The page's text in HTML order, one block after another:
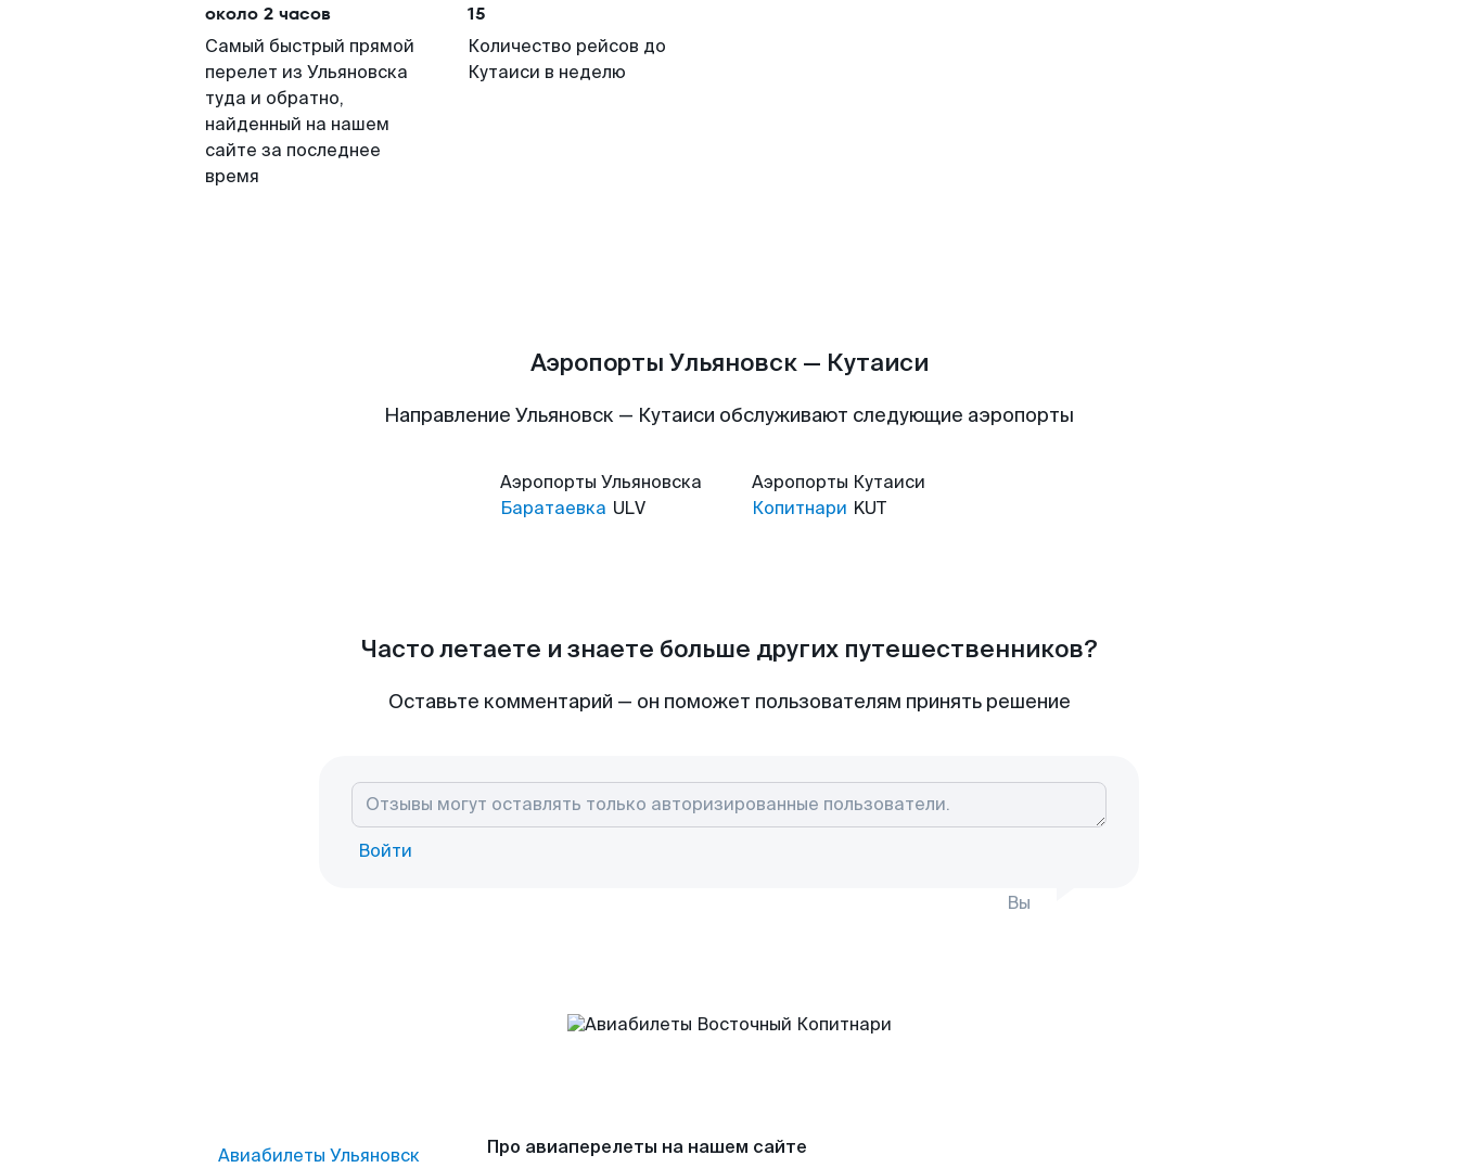
около 2 часов
Самый быстрый прямой
перелет из Ульяновска
туда и обратно,
найденный на нашем
сайте за последнее
время
15
Количество рейсов до
Кутаиси в неделю
Аэропорты Ульяновск — Кутаиси
Направление Ульяновск — Кутаиси обслуживают следующие аэропорты
Аэропорты Ульяновска
Баратаевка ULV
Аэропорты Кутаиси
Копитнари KUT
Часто летаете и знаете больше других путешественников?
Оставьте комментарий — он поможет пользователям принять решение
Войти
Вы
Авиабилеты Ульяновск
Про авиаперелеты на нашем сайте